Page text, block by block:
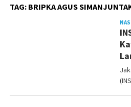
TAG: BRIPKA AGUS